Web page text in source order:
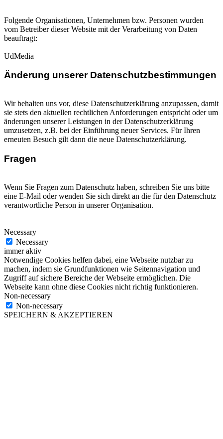
Folgende Organisationen, Unternehmen bzw. Personen wurden
vom Betreiber dieser Website mit der Verarbeitung von Daten
beauftragt:
UdMedia
Änderung unserer Datenschutzbestimmungen
Wir behalten uns vor, diese Datenschutzerklärung anzupassen, damit
sie stets den aktuellen rechtlichen Anforderungen entspricht oder um
änderungen unserer Leistungen in der Datenschutzerklärung
umzusetzen, z.B. bei der Einführung neuer Services. Für Ihren
erneuten Besuch gilt dann die neue Datenschutzerklärung.
Fragen
Wenn Sie Fragen zum Datenschutz haben, schreiben Sie uns bitte
eine E-Mail oder wenden Sie sich direkt an die für den Datenschutz
verantwortliche Person in unserer Organisation.
Necessary
Necessary
immer aktiv
Notwendige Cookies helfen dabei, eine Webseite nutzbar zu
machen, indem sie Grundfunktionen wie Seitennavigation und
Zugriff auf sichere Bereiche der Webseite ermöglichen. Die
Webseite kann ohne diese Cookies nicht richtig funktionieren.
Non-necessary
Non-necessary
SPEICHERN & AKZEPTIEREN